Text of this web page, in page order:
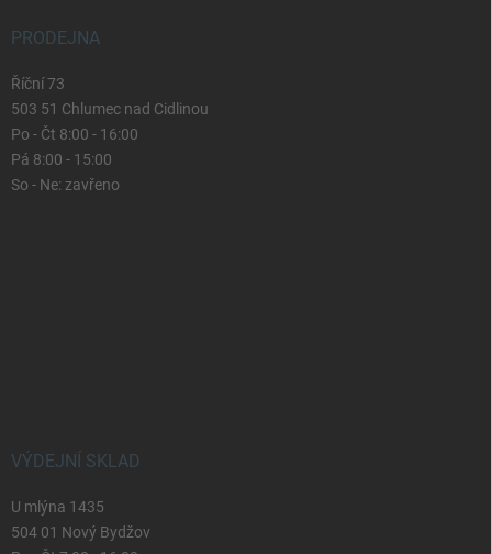
PRODEJNA
Říční 73
503 51 Chlumec nad Cidlinou
Po - Čt 8:00 - 16:00
Pá 8:00 - 15:00
So - Ne: zavřeno
VÝDEJNÍ SKLAD
U mlýna 1435
504 01 Nový Bydžov